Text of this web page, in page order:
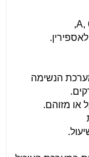
A,
,
הנשימה
או מזוהם.